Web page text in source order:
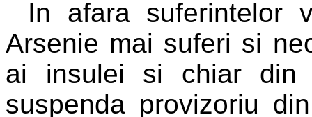
In afara suferintelor
Arsenie mai suferi si
ai insulei si chiar din
suspenda provizoriu